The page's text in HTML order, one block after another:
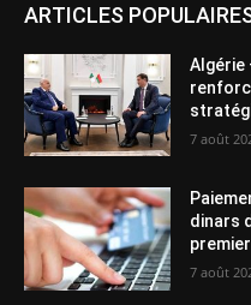
ARTICLES
Algérie
7 août
dinars
7 août